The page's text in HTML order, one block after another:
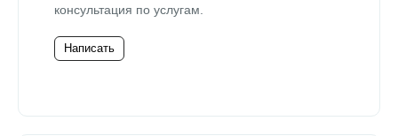
консультация по услугам.
Написать